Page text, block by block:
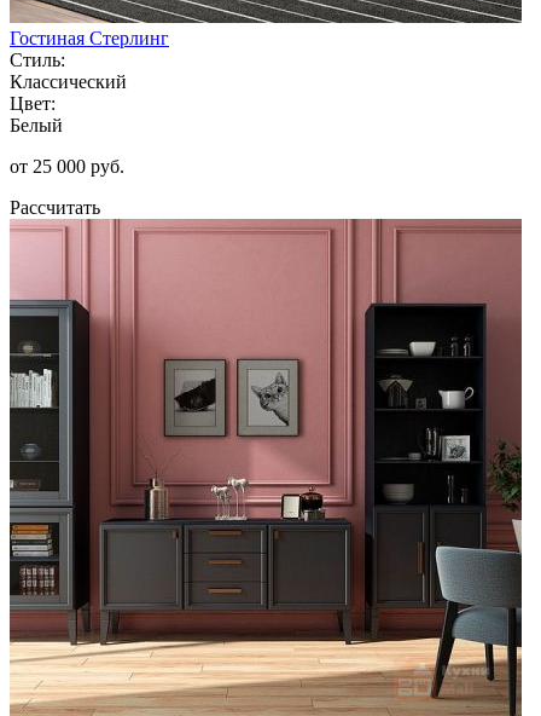
Гостиная Стерлинг
Стиль:
Классический
Цвет:
Белый
от 25 000 руб.
Рассчитать